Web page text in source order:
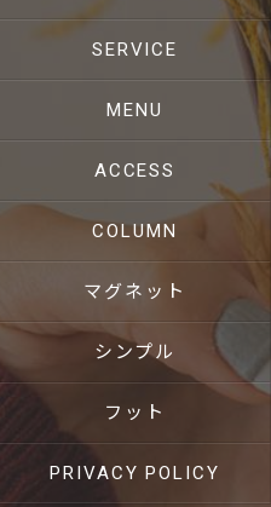
SERVICE
MENU
ACCESS
COLUMN
マグネット
シンプル
フット
PRIVACY POLICY